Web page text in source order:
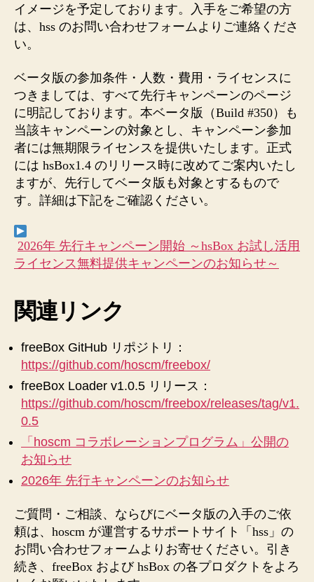
イメージを予定しております。入手をご希望の方
は、hss のお問い合わせフォームよりご連絡くださ
い。
ベータ版の参加条件・人数・費用・ライセンスに
つきましては、すべて先行キャンペーンのページ
に明記しております。本ベータ版（Build #350）も
当該キャンペーンの対象とし、キャンペーン参加
者には無期限ライセンスを提供いたします。正式
には hsBox1.4 のリリース時に改めてご案内いたし
ますが、先行してベータ版も対象とするもので
す。詳細は下記をご確認ください。
2026年 先行キャンペーン開始 ～hsBox お試し活用
ライセンス無料提供キャンペーンのお知らせ～
関連リンク
freeBox GitHub リポジトリ：
https://github.com/hoscm/freebox/
freeBox Loader v1.0.5 リリース：
https://github.com/hoscm/freebox/releases/tag/v1.
0.5
「hoscm コラボレーションプログラム」公開の
お知らせ
2026年 先行キャンペーンのお知らせ
ご質問・ご相談、ならびにベータ版の入手のご依
頼は、hoscm が運営するサポートサイト「hss」の
お問い合わせフォームよりお寄せください。引き
続き、freeBox および hsBox の各プロダクトをよろ